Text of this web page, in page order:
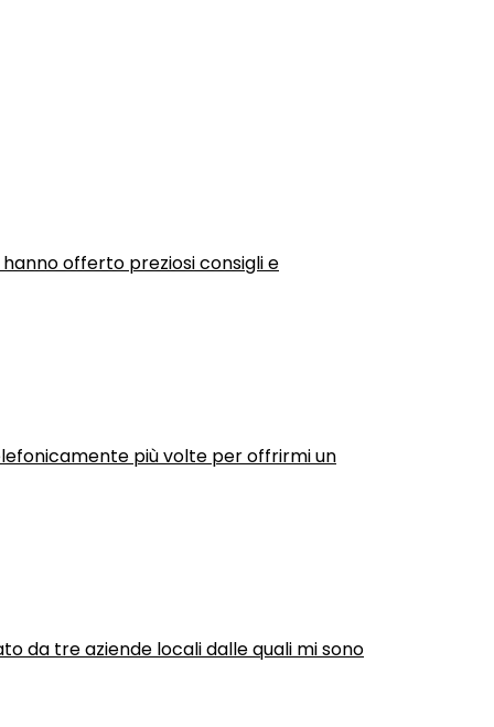
offerto preziosi consigli e
più volte per offrirmi un
da tre aziende locali dalle quali mi sono